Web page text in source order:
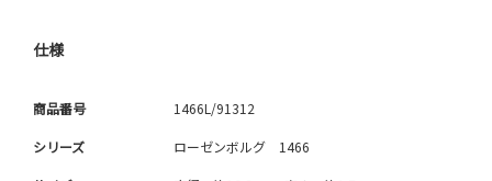
仕様
商品番号 1466L/91312
シリーズ ローゼンボルグ 1466